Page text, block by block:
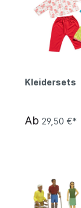
Kleidersets
Ab 29,50 €*